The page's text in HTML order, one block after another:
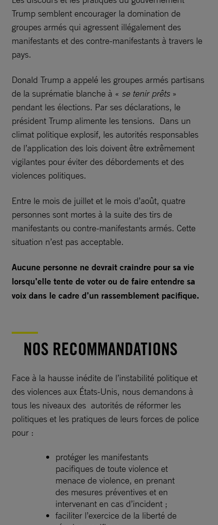
Trump semblent encourager la domination de
groupes armés qui agressent illégalement des
manifestants et des contre-manifestants à travers le
pays.
Donald Trump a appelé les groupes armés partisans
de la suprématie blanche à « se tenir prêts»
pendant les élections. Par ses déclarations, le
président Trump alimente les tensions. Dans un
climat politique explosif, les autorités responsables
de l’application des lois doivent être extrêmement
vigilantes pour éviter des débordements et des
violences politiques.
Entre le mois de juillet et le mois d’août, quatre
personnes sont mortes à la suite des tirs de
manifestants ou contre-manifestants armés. Cette
situation n’est pas acceptable.
Aucune personne ne devrait craindre pour sa vie
lorsqu’elle tente de voter ou de faire entendre sa
voix dans le cadre d’un rassemblement pacifique.
NOS RECOMMANDATIONS
Face à la hausse inédite de l’instabilité politique et
des violences aux États-Unis, nous demandons à
tous les niveaux des autorités de réformer les
politiques et les pratiques de leurs forces de police
pour :
protéger les manifestants
pacifiques de toute violence et
menace de violence, en prenant
des mesures préventives et en
intervenant en cas d’incident ;
faciliter l’exercice de la liberté de